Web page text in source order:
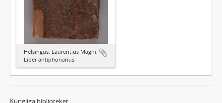
Helsingus, Laurentius Magni:
Liber antiphonarius
Kungliga biblioteket